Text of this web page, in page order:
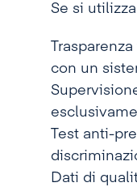
Se si
con un
Test anti-
Dati di